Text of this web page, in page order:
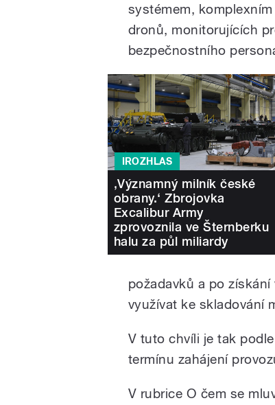
systémem,
dronů, monitorujících
bezpečnostního
IROZHLAS
‚Významný milník české
obrany.‘ Zbrojovka
Excalibur Army
zprovoznila ve Šternberku
halu za půl miliardy
požadavků a po
využívat ke skladování
V tuto chvíli je tak
termínu zahájení
V rubrice O čem se